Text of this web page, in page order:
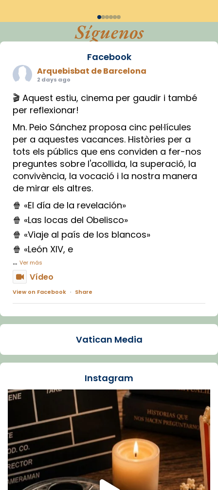
Síguenos
Facebook
Arquebisbat de Barcelona
2 days ago
🎬 Aquest estiu, cinema per gaudir i també
per reflexionar!
Mn. Peio Sánchez proposa cinc pel·lícules
per a aquestes vacances. Històries per a
tots els públics que ens conviden a fer-nos
preguntes sobre l'acollida, la superació, la
convivència, la vocació i la nostra manera
de mirar els altres.
🍿 «El día de la revelación»
🍿 «Las locas del Obelisco»
🍿 «Viaje al país de los blancos»
🍿 «León XIV, e
... Ver más
Vídeo
View on Facebook · Share
Arquebisbat de Barcelona
La Carmina va patir depressió. Fa gairebé
dos mesos, a l'Estadi Lluís Companys, la
Recupera l'entrevista comp
Vatican
tican News 👇
www.vaticannews.va/es/iglesia/news/2026-
07/carmina-historia-depresion-papa-viaje-
espana-testimoni...
Foto
View on Facebook · Share
Vatican Media
Instagram